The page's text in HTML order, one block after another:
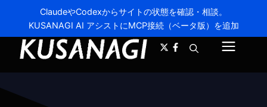
ClaudeやCodexからサイトの状態を確認・相談。
KUSANAGI AI アシストにMCP接続（ベータ版）を追加
ニ
A- A+